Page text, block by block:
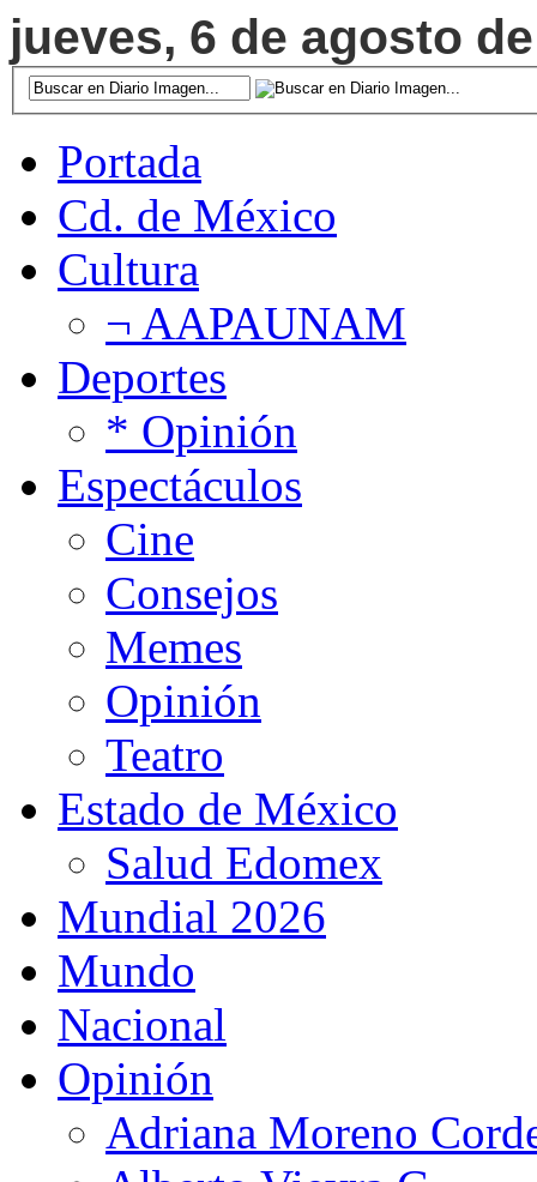
jueves, 6 de agosto
Portada
Cd. de México
Cultura
¬ AAPAUNAM
Deportes
* Opinión
Espectáculos
Cine
Consejos
Memes
Opinión
Teatro
Estado de México
Salud Edomex
Mundial 2026
Mundo
Nacional
Opinión
Adriana Moreno